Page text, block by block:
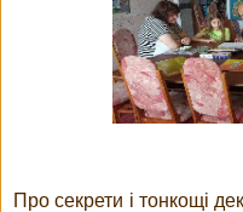
Про секрети і тонкощі